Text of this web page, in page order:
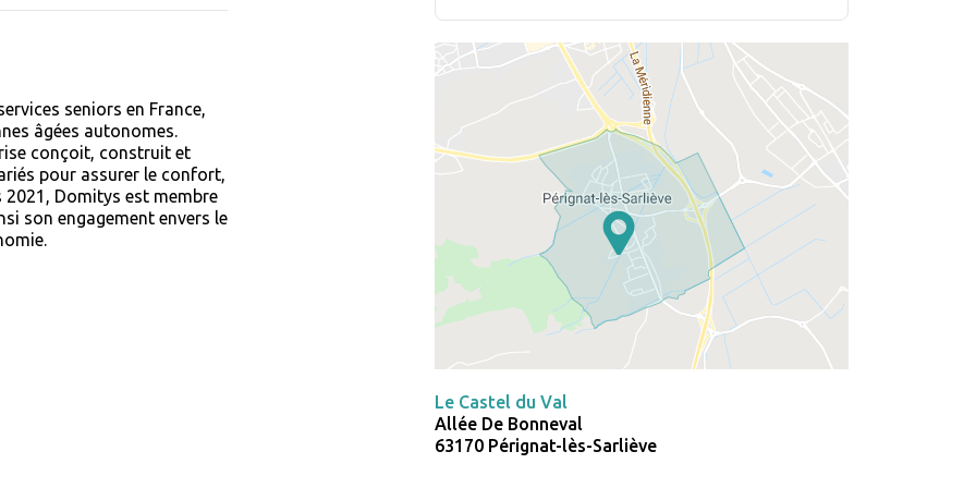
seniors en France,
âgées autonomes.
conçoit, construit et
pour assurer le confort,
2021, Domitys est membre
son engagement envers le
Le Castel du Val
Allée De Bonneval
63170 Pérignat-lès-Sarliève